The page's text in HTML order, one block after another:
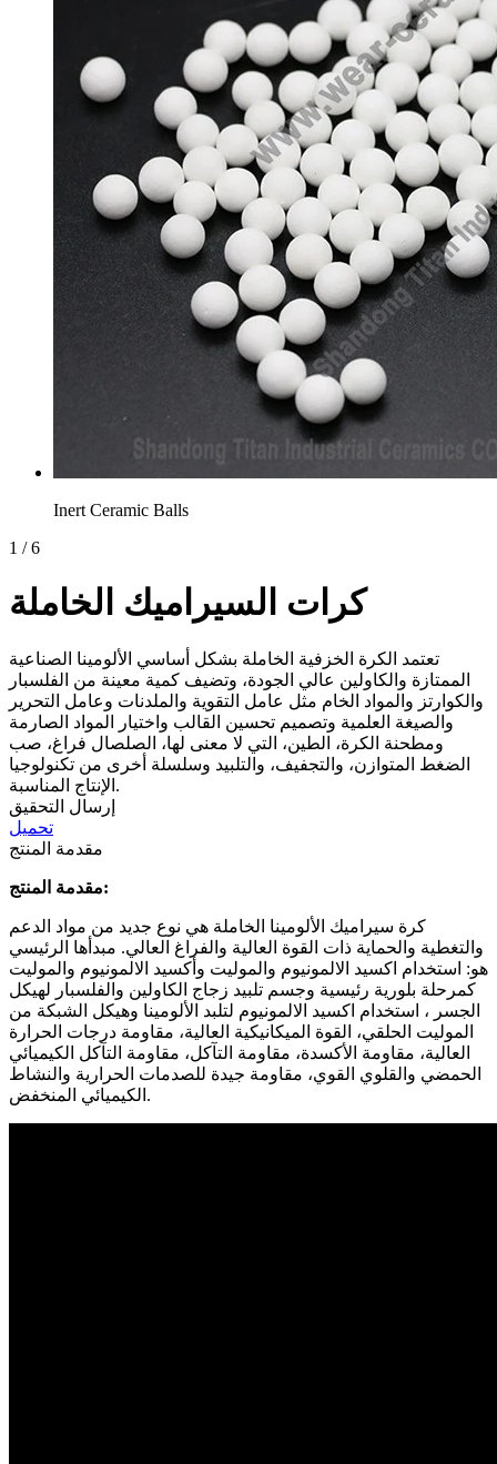
Inert Ceramic Balls
1 / 6
كرات السيراميك الخاملة
تعتمد الكرة الخزفية الخاملة بشكل أساسي الألومينا الصناعية
الممتازة والكاولين عالي الجودة، وتضيف كمية معينة من الفلسبار
والكوارتز والمواد الخام مثل عامل التقوية والملدنات وعامل التحرير
والصيغة العلمية وتصميم تحسين القالب واختيار المواد الصارمة
ومطحنة الكرة، الطين، التي لا معنى لها، الصلصال فراغ، صب
الضغط المتوازن، والتجفيف، والتلبيد وسلسلة أخرى من تكنولوجيا
الإنتاج المناسبة.
إرسال التحقيق
تحميل
مقدمة المنتج
مقدمة المنتج:
كرة سيراميك الألومينا الخاملة هي نوع جديد من مواد الدعم
والتغطية والحماية ذات القوة العالية والفراغ العالي. مبدأها الرئيسي
هو: استخدام اكسيد الالمونيوم والموليت وأكسيد الالمونيوم والموليت
كمرحلة بلورية رئيسية وجسم تلبيد زجاج الكاولين والفلسبار لهيكل
الجسر ، استخدام اكسيد الالمونيوم لتلبد الألومينا وهيكل الشبكة من
الموليت الحلقي، القوة الميكانيكية العالية، مقاومة درجات الحرارة
العالية، مقاومة الأكسدة، مقاومة التآكل، مقاومة التآكل الكيميائي
الحمضي والقلوي القوي، مقاومة جيدة للصدمات الحرارية والنشاط
الكيميائي المنخفض.